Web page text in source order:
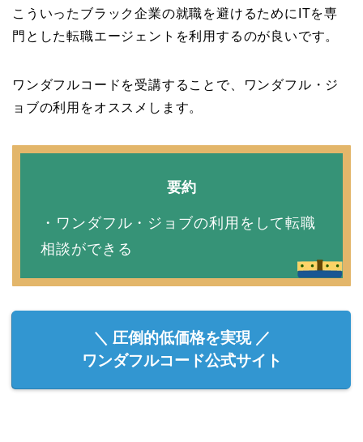
こういったブラック企業の就職を避けるためにITを専
門とした転職エージェントを利用するのが良いです。
ワンダフルコードを受講することで、ワンダフル・ジ
ョブの利用をオススメします。
要約
・ワンダフル・ジョブの利用をして転職
相談ができる
＼ 圧倒的低価格を実現 ／
ワンダフルコード公式サイト